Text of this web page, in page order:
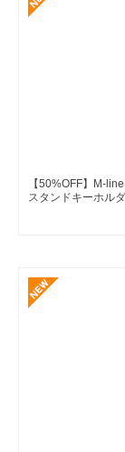
【50%OFF】M-
スタンドキーホル